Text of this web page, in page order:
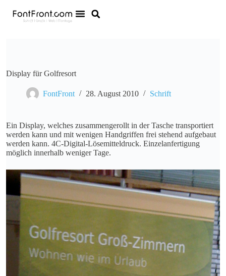
Display für Golfresort
FontFront 28. August 2010 Schrift
Ein Display, welches zusammengerollt in der Tasche transportiert
werden kann und mit wenigen Handgriffen frei stehend aufgebaut
werden kann. 4C-Digital-Lösemitteldruck. Einzelanfertigung
möglich innerhalb weniger Tage.